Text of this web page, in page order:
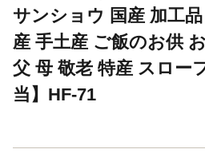
サンショウ 国産 加工
産 手土産 ご飯のお供
父 母 敬老 特産 スロー
当】HF-71